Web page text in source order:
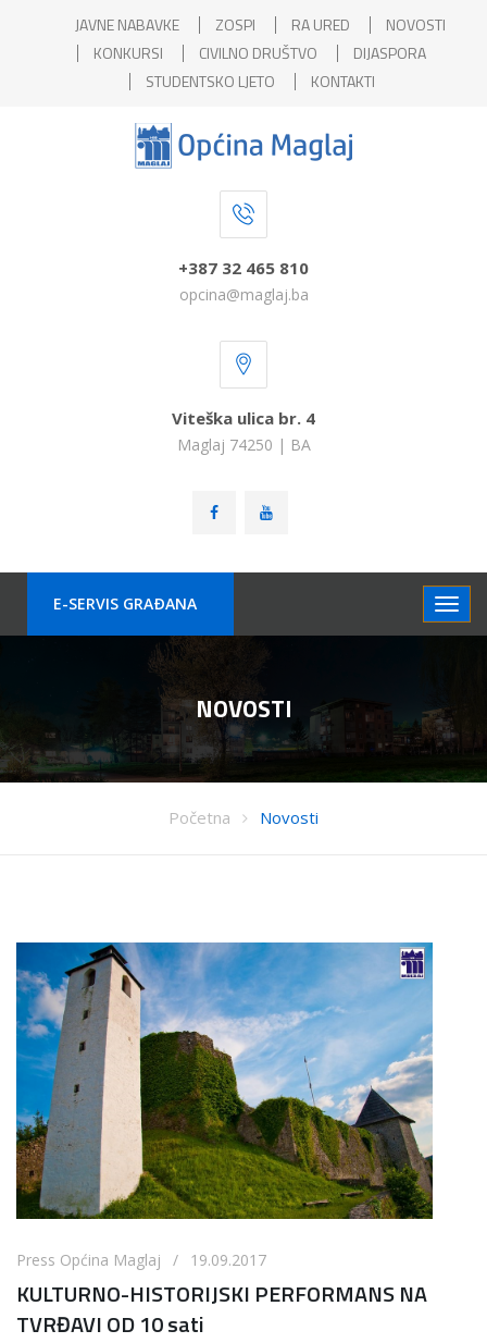
JAVNE NABAVKE ZOSPI RA URED
NOVOSTI
KONKURSI
CIVILNO DRUŠTVO
DIJASPORA
STUDENTSKO LJETO
KONTAKTI
+387 32 465 810
opcina@maglaj.ba
Viteška ulica br. 4
Maglaj 74250 | BA
E-SERVIS GRAÐANA
NOVOSTI
Početna Novosti
Press Općina Maglaj / 19.09.2017
KULTURNO-HISTORIJSKI PERFORMANS NA
TVRĐAVI OD 10 sati